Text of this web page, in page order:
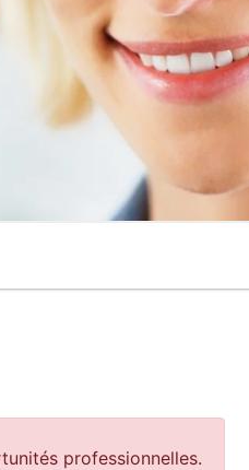
professionnelles.